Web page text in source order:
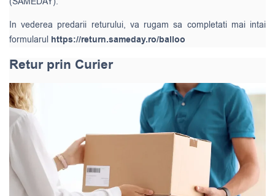
In vederea predarii returului, va rugam sa completati mai intai
formularul https://return.sameday.ro/balloo
Retur prin Curier